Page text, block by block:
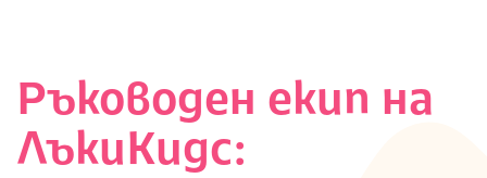
Ръководен екип на
ЛъкиКидс: